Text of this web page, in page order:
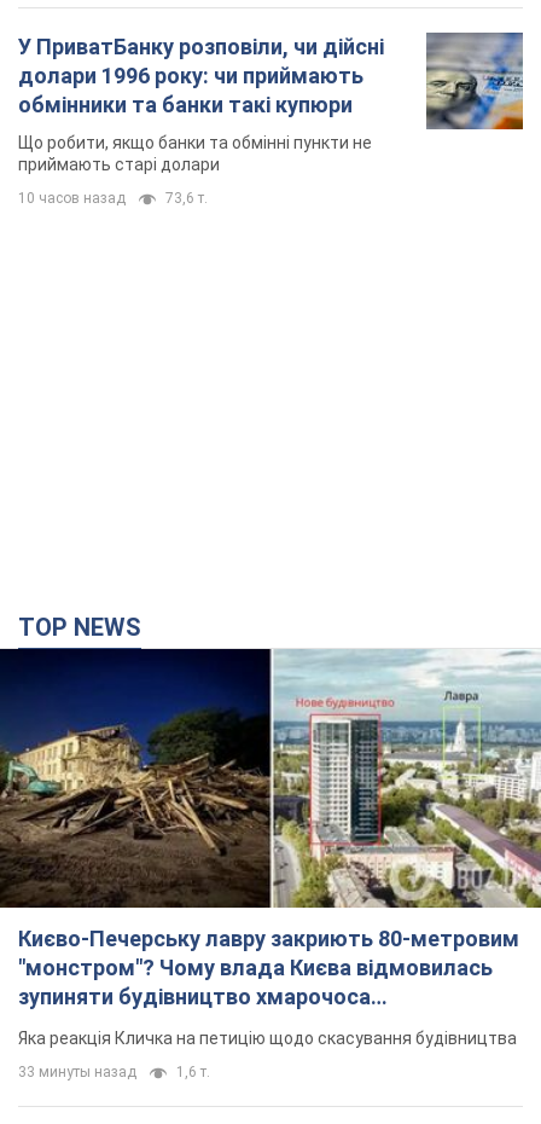
У ПриватБанку розповіли, чи дійсні
долари 1996 року: чи приймають
обмінники та банки такі купюри
Що робити, якщо банки та обмінні пункти не
приймають старі долари
10 часов назад 73,6 т.
TOP NEWS
Києво-Печерську лавру закриють 80-метровим
"монстром"? Чому влада Києва відмовилась
зупиняти будівництво хмарочоса
"московського вірянина"
Яка реакція Кличка на петицію щодо скасування будівництва
33 минуты назад 1,6 т.